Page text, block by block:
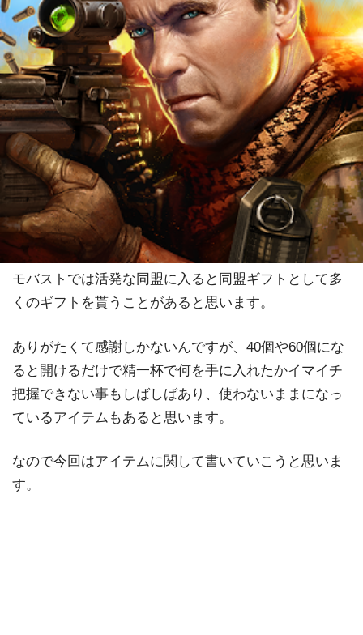
モバストでは活発な同盟に入ると同盟ギフトとして多
くのギフトを貰うことがあると思います。
ありがたくて感謝しかないんですが、40個や60個にな
ると開けるだけで精一杯で何を手に入れたかイマイチ
把握できない事もしばしばあり、使わないままになっ
ているアイテムもあると思います。
なので今回はアイテムに関して書いていこうと思いま
す。